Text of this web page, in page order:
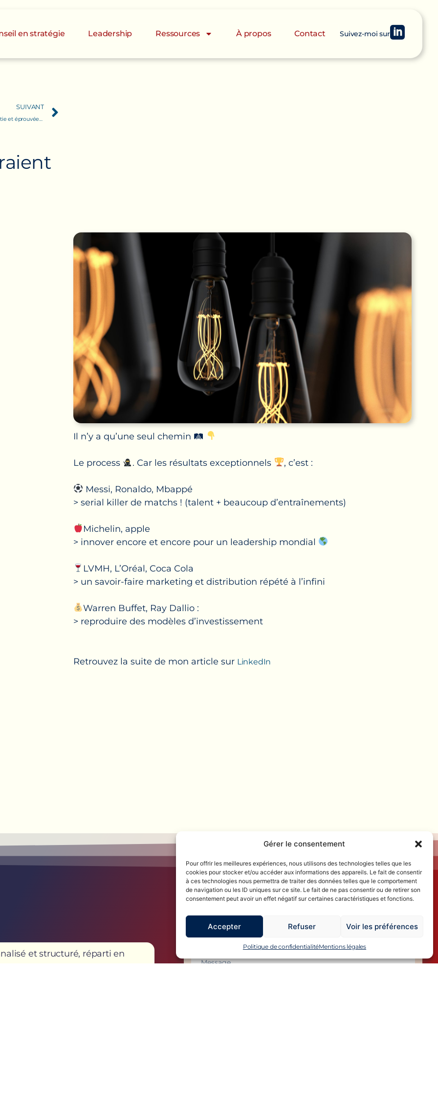
Gérer le consentement
Pour offrir les meilleures expériences, nous utilisons des technologies telles que les
cookies pour stocker et/ou accéder aux informations des appareils. Le fait de consentir
à ces technologies nous permettra de traiter des données telles que le comportement
de navigation ou les ID uniques sur ce site. Le fait de ne pas consentir ou de retirer son
consentement peut avoir un effet négatif sur certaines caractéristiques et fonctions.
Accepter Refuser Voir les préférences
Politique de confidentialitéMentions légales
en stratégie Leadership Ressources À propos Contact Suivez-moi sur
SUIVANT
raient
Il n’y a qu’une seul chemin 🛤
Le process . Car les résultats exceptionnels , c’est :
Messi, Ronaldo, Mbappé
> serial killer de matchs ! (talent + beaucoup d’entraînements)
Michelin, apple
> innover encore et encore pour un leadership mondial
LVMH, L’Oréal, Coca Cola
> un savoir-faire marketing et distribution répété à l’infini
Warren Buffet, Ray Dallio :
> reproduire des modèles d’investissement
Retrouvez la suite de mon article sur LinkedIn
et structuré, réparti en